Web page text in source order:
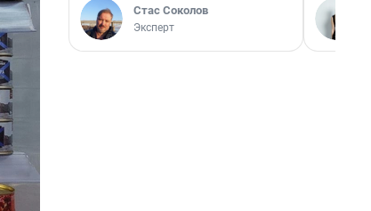
Стас Соколов
Эксперт